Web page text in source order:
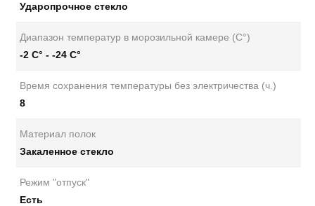
Ударопрочное стекло
Диапазон температур в морозильной камере (С°)
-2 С° - -24 С°
Время сохранения температуры без электричества (ч.)
8
Материал полок
Закаленное стекло
Режим "отпуск"
Есть